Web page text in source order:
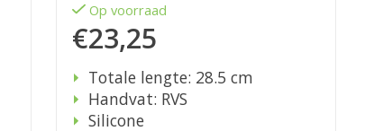
Op voorraad
€23,25
Totale lengte: 28.5 cm
Handvat: RVS
Silicone